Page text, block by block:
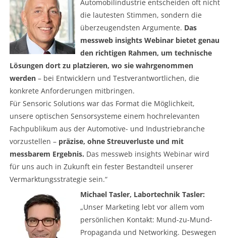
Automobilindustrie entscheiden oft nicht
die lautesten Stimmen, sondern die
überzeugendsten Argumente. Das
messweb insights Webinar bietet genau
den richtigen Rahmen, um technische
Lösungen dort zu platzieren, wo sie wahrgenommen
werden– bei Entwicklern und Testverantwortlichen, die
konkrete Anforderungen mitbringen.
Für Sensoric Solutions war das Format die Möglichkeit,
unsere optischen Sensorsysteme einem hochrelevanten
Fachpublikum aus der Automotive- und Industriebranche
vorzustellen – präzise, ohne Streuverluste und mit
messbarem Ergebnis. Das messweb insights Webinar wird
für uns auch in Zukunft ein fester Bestandteil unserer
Vermarktungsstrategie sein.“
Michael Tasler, Labortechnik Tasler:
„Unser Marketing lebt vor allem vom
persönlichen Kontakt: Mund-zu-Mund-
Propaganda und Networking. Deswegen